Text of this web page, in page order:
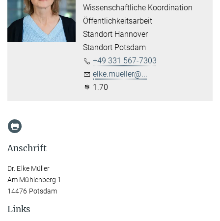
Wissenschaftliche Koordination
Öffentlichkeitsarbeit
Standort Hannover
Standort Potsdam
+49 331 567-7303
elke.mueller@...
1.70
Anschrift
Dr. Elke Müller
Am Mühlenberg 1
14476 Potsdam
Links